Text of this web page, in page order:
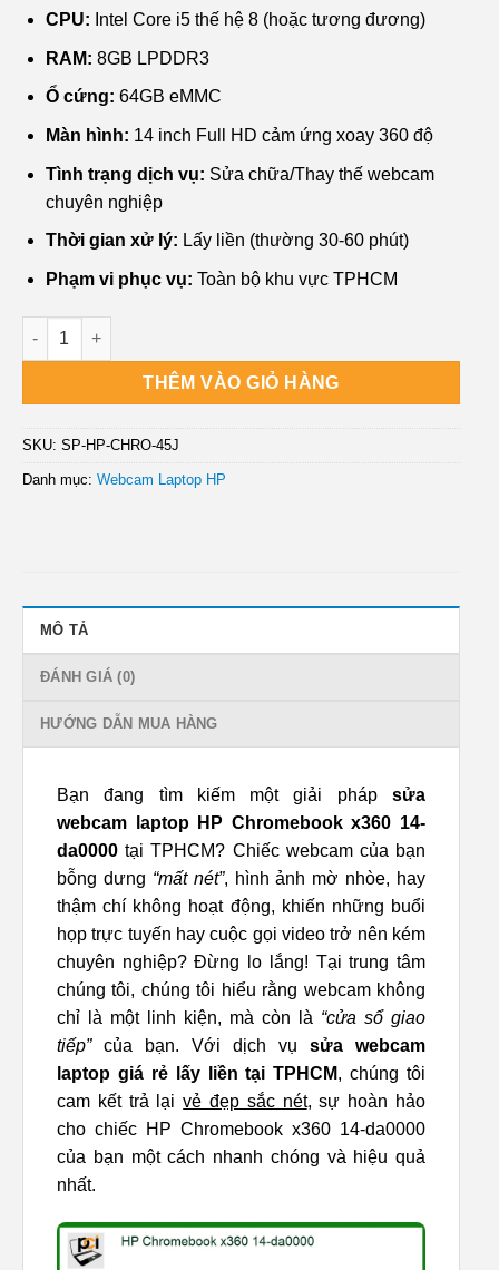
là:
₫750,000.
tại
CPU: Intel Core i5 thế hệ 8 (hoặc tương đương)
RAM: 8GB LPDDR3
Ổ cứng: 64GB eMMC
Màn hình: 14 inch Full HD cảm ứng xoay 360 độ
Tình trạng dịch vụ: Sửa chữa/Thay thế webcam
chuyên nghiệp
Thời gian xử lý: Lấy liền (thường 30-60 phút)
Phạm vi phục vụ: Toàn bộ khu vực TPHCM
Sửa Webcam Laptop - Trung Tâm Giá Rẻ Lấy Liền TPHCM số
THÊM VÀO GIỎ HÀNG
SKU: SP-HP-CHRO-45J
Danh mục: Webcam Laptop HP
MÔ TẢ
ĐÁNH GIÁ (0)
HƯỚNG DẪN MUA HÀNG
Bạn đang tìm kiếm một giải pháp sửa
webcam laptop HP Chromebook x360 14-
da0000 tại TPHCM? Chiếc webcam của bạn
bỗng dưng “mất nét”, hình ảnh mờ nhòe, hay
thậm chí không hoạt động, khiến những buổi
họp trực tuyến hay cuộc gọi video trở nên kém
chuyên nghiệp? Đừng lo lắng! Tại trung tâm
chúng tôi, chúng tôi hiểu rằng webcam không
chỉ là một linh kiện, mà còn là “cửa sổ giao
tiếp”của bạn. Với dịch vụ sửa webcam
laptop giá rẻ lấy liền tại TPHCM, chúng tôi
cam kết trả lạivẻ đẹp sắc nét, sự hoàn hảo
cho chiếc HP Chromebook x360 14-da0000
của bạn một cách nhanh chóng và hiệu quả
nhất.